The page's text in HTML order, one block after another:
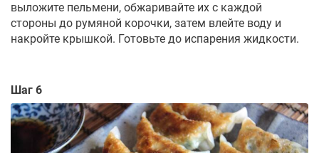
выложите пельмени, обжаривайте их с каждой
стороны до румяной корочки, затем влейте воду и
накройте крышкой. Готовьте до испарения жидкости.
Шаг 6